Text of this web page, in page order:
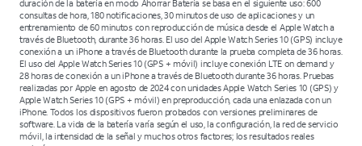
duración de la batería en modo Ahorrar Batería se basa en el siguiente uso: 600
consultas de hora, 180 notificaciones, 30 minutos de uso de aplicaciones y un
entrenamiento de 60 minutos con reproducción de música desde el Apple Watch a
través de Bluetooth, durante 36 horas. El uso del Apple Watch Series 10 (GPS) incluye
conexión a un iPhone a través de Bluetooth durante la prueba completa de 36 horas.
El uso del Apple Watch Series 10 (GPS + móvil) incluye conexión LTE on demand y
28 horas de conexión a un iPhone a través de Bluetooth durante 36 horas. Pruebas
realizadas por Apple en agosto de 2024 con unidades Apple Watch Series 10 (GPS) y
Apple Watch Series 10 (GPS + móvil) en preproducción, cada una enlazada con un
iPhone. Todos los dispositivos fueron probados con versiones preliminares de
software. La vida de la batería varía según el uso, la configuración, la red de servicio
móvil, la intensidad de la señal y muchos otros factores; los resultados reales